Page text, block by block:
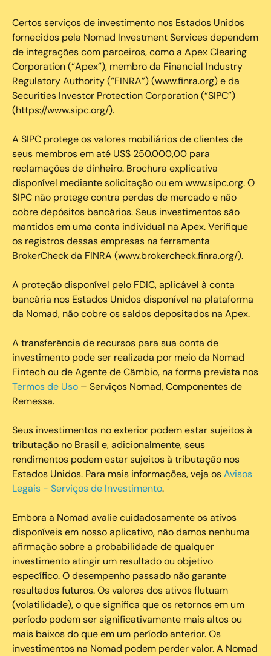
Certos serviços de investimento nos Estados Unidos
fornecidos pela Nomad Investment Services dependem
de integrações com parceiros, como a Apex Clearing
Corporation (“Apex”), membro da Financial Industry
Regulatory Authority (“FINRA”) (www.finra.org) e da
Securities Investor Protection Corporation (“SIPC”)
(https://www.sipc.org/).
A SIPC protege os valores mobiliários de clientes de
seus membros em até US$ 250.000,00 para
reclamações de dinheiro. Brochura explicativa
disponível mediante solicitação ou em www.sipc.org. O
SIPC não protege contra perdas de mercado e não
cobre depósitos bancários. Seus investimentos são
mantidos em uma conta individual na Apex. Verifique
os registros dessas empresas na ferramenta
BrokerCheck da FINRA (www.brokercheck.finra.org/).
A proteção disponível pelo FDIC, aplicável à conta
bancária nos Estados Unidos disponível na plataforma
da Nomad, não cobre os saldos depositados na Apex.
A transferência de recursos para sua conta de
investimento pode ser realizada por meio da Nomad
Fintech ou de Agente de Câmbio, na forma prevista nos
Termos de Uso – Serviços Nomad, Componentes de
Remessa.
Seus investimentos no exterior podem estar sujeitos à
tributação no Brasil e, adicionalmente, seus
rendimentos podem estar sujeitos à tributação nos
Estados Unidos. Para mais informações, veja osAvisos
Legais - Serviços de Investimento.
Embora a Nomad avalie cuidadosamente os ativos
disponíveis em nosso aplicativo, não damos nenhuma
afirmação sobre a probabilidade de qualquer
investimento atingir um resultado ou objetivo
específico. O desempenho passado não garante
resultados futuros. Os valores dos ativos flutuam
(volatilidade), o que significa que os retornos em um
período podem ser significativamente mais altos ou
mais baixos do que em um período anterior. Os
investimentos na Nomad podem perder valor. A Nomad